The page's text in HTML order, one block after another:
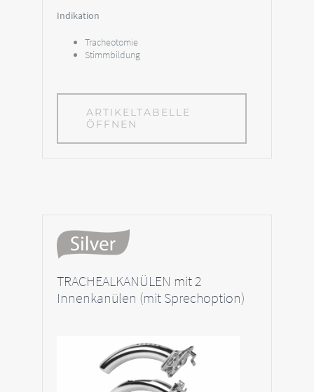
Indikation
Tracheotomie
Stimmbildung
ARTIKELTABELLE
ÖFFNEN
TRACHEALKANÜLEN mit 2
Innenkanülen (mit Sprechoption)